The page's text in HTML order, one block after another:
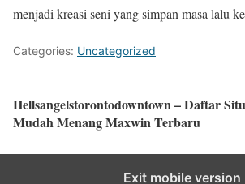
menjadi kreasi seni yang simpan masa lalu
Categories: Uncategorized
Hellsangelstorontodowntown – Daftar
Mudah Menang Maxwin Terbaru
Exit mobile version